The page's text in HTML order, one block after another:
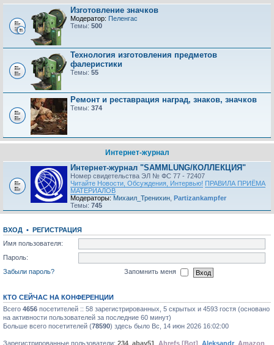
Изготовление значков
Модератор: Пеленгас
Темы: 500
Технология изготовления предметов
фалеристики
Темы: 55
Ремонт и реставрация наград, знаков, значков
Темы: 374
Интернет-журнал
Интернет-журнал "SAMMLUNG/КОЛЛЕКЦИЯ"
Номер свидетельства ЭЛ № ФС 77 - 72407
Читайте Новости, Обсуждения, Интервью! ПРАВИЛА ПРИЁМА
МАТЕРИАЛОВ
Модераторы: Михаил_Тренихин Partizankampfer
Темы: 745
ВХОД • РЕГИСТРАЦИЯ
Имя пользователя:
Пароль:
Забыли пароль?
Запомнить меня
КТО СЕЙЧАС НА КОНФЕРЕНЦИИ
Всего 4656 посетителей :: 58 зарегистрированных, 5 скрытых и 4593 гостя (основано
на активности пользователей за последние 60 минут)
Больше всего посетителей (78590) здесь было Вс, 14 июн 2026 16:02:00
Зарегистрированные пользователи: 234 abay51 Ahrefs [Bot] Aleksandr Amazon